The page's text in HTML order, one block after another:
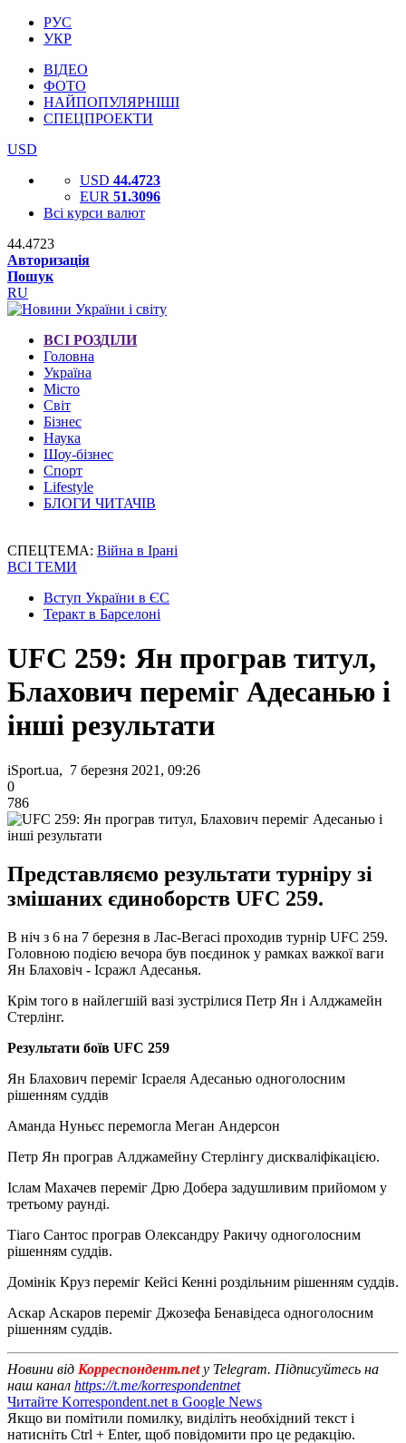
РУС
УКР
ВІДЕО
ФОТО
НАЙПОПУЛЯРНІШІ
СПЕЦПРОЕКТИ
USD
USD 44.4723
EUR 51.3096
Всі курси валют
44.4723
Авторизація
Пошук
RU
ВСІ РОЗДІЛИ
Головна
Україна
Місто
Світ
Бізнес
Наука
Шоу-бізнес
Спорт
Lifestyle
БЛОГИ ЧИТАЧІВ
СПЕЦТЕМА: Війна в Ірані
ВСІ ТЕМИ
Вступ України в ЄС
Теракт в Барселоні
UFC 259: Ян програв титул,
Блахович переміг Адесанью і
інші результати
iSport.ua, 7 березня 2021, 09:26
0
786
Представляємо результати турніру зі
змішаних єдиноборств UFC 259.
В ніч з 6 на 7 березня в Лас-Вегасі проходив турнір UFC 259.
Головною подією вечора був поєдинок у рамках важкої ваги
Ян Блаховіч - Ісражл Адесанья.
Крім того в найлегшій вазі зустрілися Петр Ян і Алджамейн
Стерлінг.
Результати боїв UFC 259
Ян Блахович переміг Ісраеля Адесанью одноголосним
рішенням суддів
Аманда Нуньєс перемогла Меган Андерсон
Петр Ян програв Алджамейну Стерлінгу дискваліфікацією.
Іслам Махачев переміг Дрю Добера задушливим прийомом у
третьому раунді.
Тіаго Сантос програв Олександру Ракичу одноголосним
рішенням суддів.
Домінік Круз переміг Кейсі Кенні роздільним рішенням суддів.
Аскар Аскаров переміг Джозефа Бенавідеса одноголосним
рішенням суддів.
Новини від Корреспондент.netу Telegram. Підписуйтесь на
наш канал https://t.me/korrespondentnet
Читайте Korrespondent.net в Google News
Якщо ви помітили помилку, виділіть необхідний текст і
натисніть Ctrl + Enter, щоб повідомити про це редакцію.